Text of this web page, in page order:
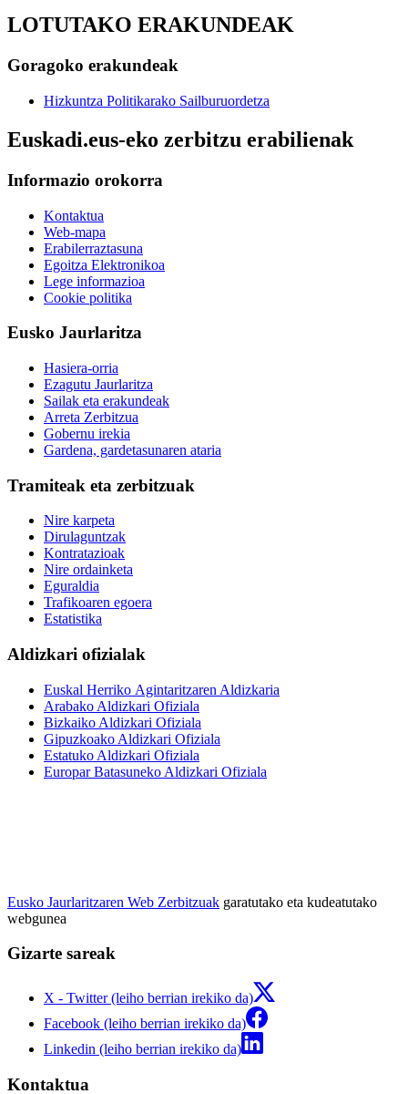
LOTUTAKO ERAKUNDEAK
Goragoko erakundeak
Hizkuntza Politikarako Sailburuordetza
Euskadi.eus-eko zerbitzu erabilienak
Informazio orokorra
Kontaktua
Web-mapa
Erabilerraztasuna
Egoitza Elektronikoa
Lege informazioa
Cookie politika
Eusko Jaurlaritza
Hasiera-orria
Ezagutu Jaurlaritza
Sailak eta erakundeak
Arreta Zerbitzua
Gobernu irekia
Gardena, gardetasunaren ataria
Tramiteak eta zerbitzuak
Nire karpeta
Dirulaguntzak
Kontratazioak
Nire ordainketa
Eguraldia
Trafikoaren egoera
Estatistika
Aldizkari ofizialak
Euskal Herriko Agintaritzaren Aldizkaria
Arabako Aldizkari Ofiziala
Bizkaiko Aldizkari Ofiziala
Gipuzkoako Aldizkari Ofiziala
Estatuko Aldizkari Ofiziala
Europar Batasuneko Aldizkari Ofiziala
Eusko Jaurlaritzaren Web Zerbitzuak garatutako eta kudeatutako
webgunea
Gizarte sareak
X - Twitter (leiho berrian irekiko da)
Facebook (leiho berrian irekiko da)
Linkedin (leiho berrian irekiko da)
Kontaktua